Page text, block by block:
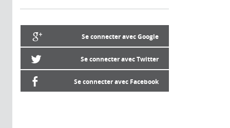
Se connecter avec Google
Se connecter avec Twitter
Se connecter avec Facebook